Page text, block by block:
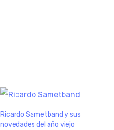
Ricardo Sametband y sus
novedades del año viejo